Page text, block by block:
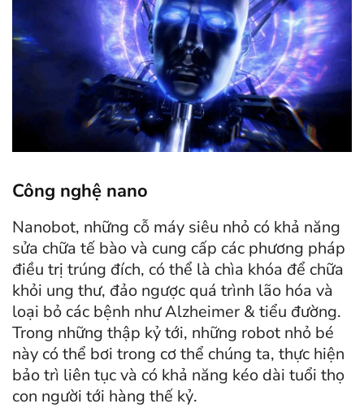
Công nghệ nano
Nanobot, những cỗ máy siêu nhỏ có khả năng
sửa chữa tế bào và cung cấp các phương pháp
điều trị trúng đích, có thể là chìa khóa để chữa
khỏi ung thư, đảo ngược quá trình lão hóa và
loại bỏ các bệnh như Alzheimer & tiểu đường.
Trong những thập kỷ tới, những robot nhỏ bé
này có thể bơi trong cơ thể chúng ta, thực hiện
bảo trì liên tục và có khả năng kéo dài tuổi thọ
con người tới hàng thế kỷ.